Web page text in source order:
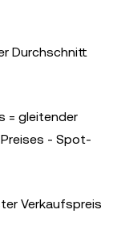
Durchschnitt
= gleitender
- Spot-
Verkaufspreis